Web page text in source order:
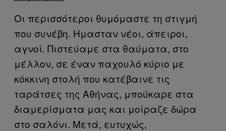
Οι περισσότεροι θυμόμαστε τη στιγμή
που συνέβη. Ημασταν νέοι, άπειροι,
αγνοί. Πιστεύαμε στα θαύματα, στο
μέλλον, σε έναν παχουλό κύριο με
κόκκινη στολή που κατέβαινε τις
ταράτσες της Αθήνας, μπούκαρε στα
διαμερίσματα μας και μοίραζε δώρα
στο σαλόνι. Μετά, ευτυχώς,